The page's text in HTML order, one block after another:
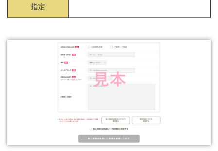
指定